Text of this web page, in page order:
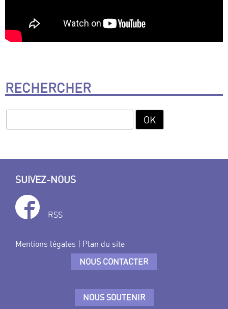
RECHERCHER
SUIVEZ-NOUS
RSS
Mentions légales | Plan du site
NOUS CONTACTER
NOUS SOUTENIR